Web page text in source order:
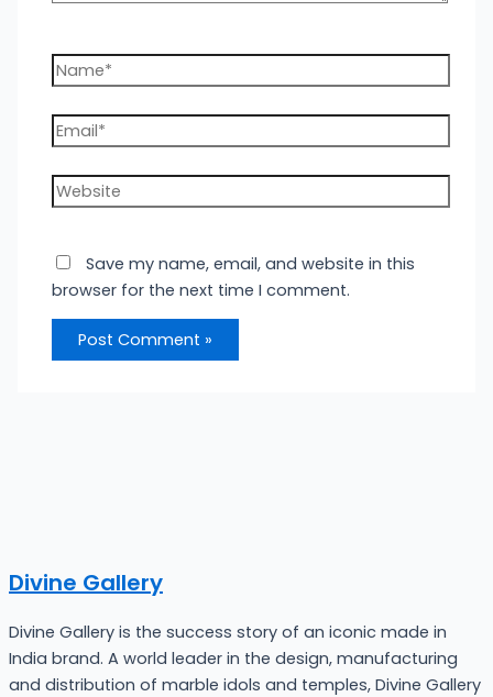
Name*
Email*
Website
Save my name, email, and website in this
browser for the next time I comment.
Divine Gallery
Divine Gallery is the success story of an iconic made in
India brand. A world leader in the design, manufacturing
and distribution of marble idols and temples, Divine Gallery